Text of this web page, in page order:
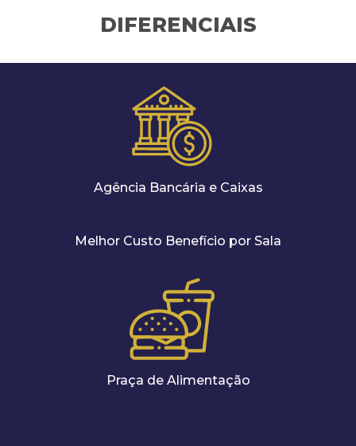
DIFERENCIAIS
Agência Bancária e Caixas
Melhor Custo Benefício por Sala
Praça de Alimentação